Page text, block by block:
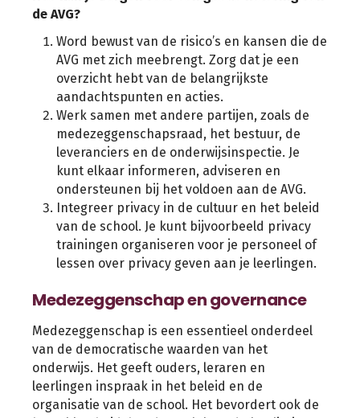
de AVG?
Word bewust van de risico’s en kansen die de
AVG met zich meebrengt. Zorg dat je een
overzicht hebt van de belangrijkste
aandachtspunten en acties.
Werk samen met andere partijen, zoals de
medezeggenschapsraad, het bestuur, de
leveranciers en de onderwijsinspectie. Je
kunt elkaar informeren, adviseren en
ondersteunen bij het voldoen aan de AVG.
Integreer privacy in de cultuur en het beleid
van de school. Je kunt bijvoorbeeld privacy
trainingen organiseren voor je personeel of
lessen over privacy geven aan je leerlingen.
Medezeggenschap en governance
Medezeggenschap is een essentieel onderdeel
van de democratische waarden van het
onderwijs. Het geeft ouders, leraren en
leerlingen inspraak in het beleid en de
organisatie van de school. Het bevordert ook de